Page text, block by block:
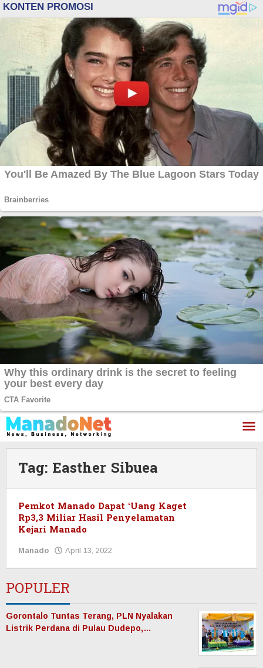
Lewati
ke
konten
Tag: Easther Sibuea
Pemkot Manado Dapat ‘Uang Kaget
Rp3,3 Miliar Hasil Penyelamatan
Kejari Manado
Manado April 13, 2022
POPULER
Gorontalo Tuntas Terang, PLN Nyalakan
Listrik Perdana di Pulau Dudepo,…